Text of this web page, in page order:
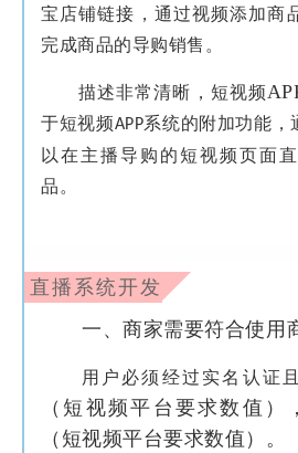
宝店铺链接，通过视频添加商
完成商品的导购销售。
描述非常清晰，短视频
于短视频APP系统的附加功能，
以在主播导购的短视频页面
品。
直播系统开发
一、商家需要符合使用
用户必须经过实名认证且
（短视频平台要求数值）
（短视频平台要求数值）。